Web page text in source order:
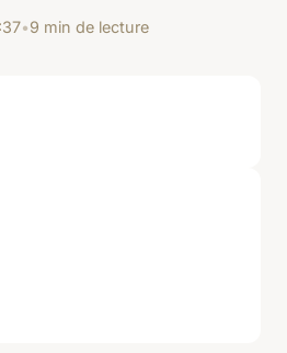
•9 min de lecture